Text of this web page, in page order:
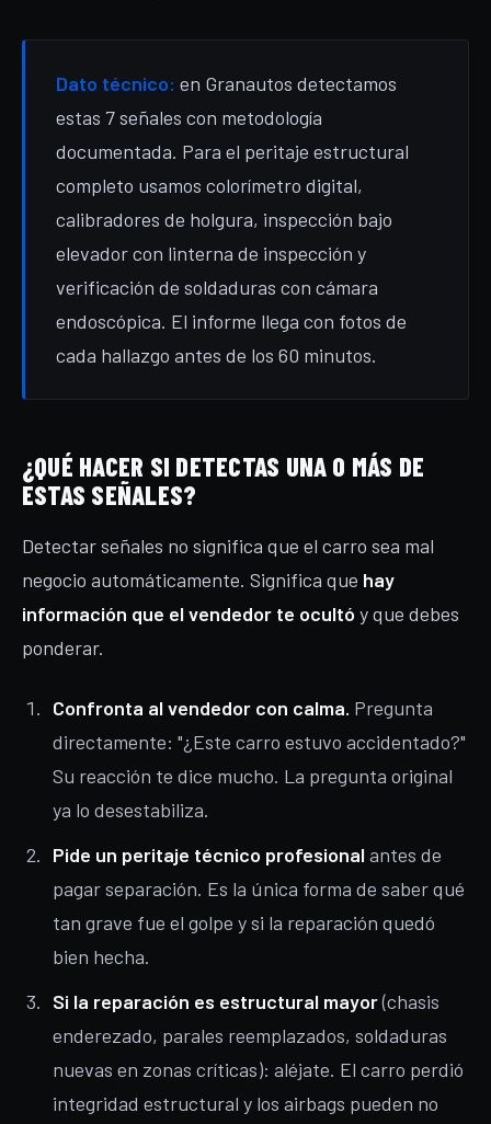
Dato técnico: en Granautos detectamos
estas 7 señales con metodología
documentada. Para el peritaje estructural
completo usamos colorímetro digital,
calibradores de holgura, inspección bajo
elevador con linterna de inspección y
verificación de soldaduras con cámara
endoscópica. El informe llega con fotos de
cada hallazgo antes de los 60 minutos.
¿QUÉ HACER SI DETECTAS UNA O MÁS DE
ESTAS SEÑALES?
Detectar señales no significa que el carro sea mal
negocio automáticamente. Significa que hay
información que el vendedor te ocultó y que debes
ponderar.
Confronta al vendedor con calma. Pregunta
directamente: "¿Este carro estuvo accidentado?"
Su reacción te dice mucho. La pregunta original
ya lo desestabiliza.
Pide un peritaje técnico profesionalantes de
pagar separación. Es la única forma de saber qué
tan grave fue el golpe y si la reparación quedó
bien hecha.
Si la reparación es estructural mayor(chasis
enderezado, parales reemplazados, soldaduras
nuevas en zonas críticas): aléjate. El carro perdió
integridad estructural y los airbags pueden no